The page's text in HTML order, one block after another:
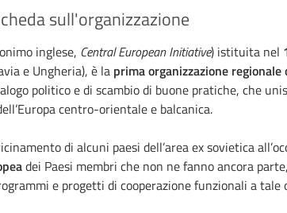
sull'organizzazione
inglese, Central European Initiative) istituita nel
e Ungheria), è la prima organizzazione regionale
politico e di scambio di buone pratiche, che
centro-orientale e balcanica.
di alcuni paesi dell’area ex sovietica
dei Paesi membri che non ne fanno ancora
e progetti di cooperazione funzionali a tale